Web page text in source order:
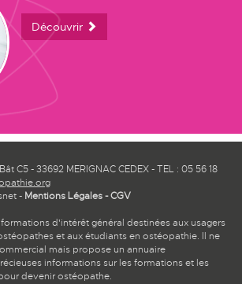
Découvrir
C5 - 33692 MERIGNAC CEDEX - TEL : 05 56 18
- Mentions Légales-CGV
d'intérêt général destinées aux usagers
et aux étudiants en ostéopathie. Il ne
mais propose un annuaire
informations sur les formations et les
devenir ostéopathe.